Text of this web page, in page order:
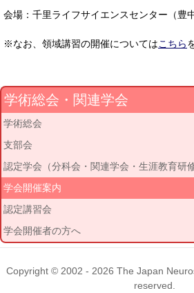
会場：千里ライフサイエンスセンター（豊中
※なお、領域講習の開催についてはこちら
学術総会・関連学会
学術総会
支部会
認定学会（分科会・関連学会・生涯教育研修
学会開催案内
認定講習会
学会開催者の方へ
Copyright © 2002 - 2026 The Japan
reserved.